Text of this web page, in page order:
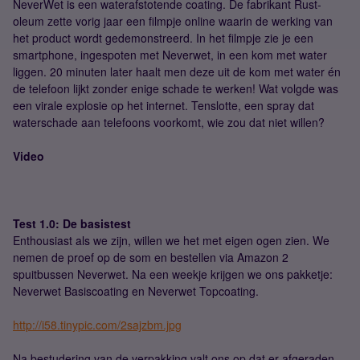
NeverWet is een waterafstotende coating. De fabrikant Rust-
oleum zette vorig jaar een filmpje online waarin de werking van
het product wordt gedemonstreerd. In het filmpje zie je een
smartphone, ingespoten met Neverwet, in een kom met water
liggen. 20 minuten later haalt men deze uit de kom met water én
de telefoon lijkt zonder enige schade te werken! Wat volgde was
een virale explosie op het internet. Tenslotte, een spray dat
waterschade aan telefoons voorkomt, wie zou dat niet willen?
Video
Test 1.0: De basistest
Enthousiast als we zijn, willen we het met eigen ogen zien. We
nemen de proef op de som en bestellen via Amazon 2
spuitbussen Neverwet. Na een weekje krijgen we ons pakketje:
Neverwet Basiscoating en Neverwet Topcoating.
http://i58.tinypic.com/2sajzbm.jpg